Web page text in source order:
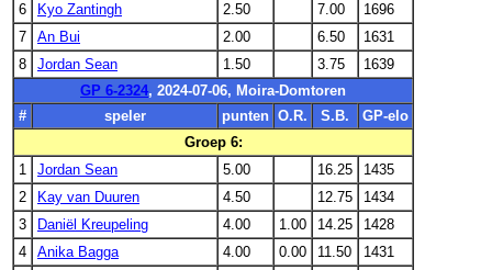
6
Kyo Zantingh 2.50 7.00
1696
7
An Bui 2.00 6.50
1631
8
Jordan Sean 1.50 3.75
1639
GP 6-2324, 2024-07-06, Moira-Domtoren
#
speler punten O.R. S.B.
GP-elo
Groep 6:
1
Jordan Sean 5.00 16.25
1435
2
Kay van Duuren 4.50 12.75
1434
3
Daniël Kreupeling 4.00 1.00 14.25
1428
4
Anika Bagga 4.00 0.00 11.50
1431